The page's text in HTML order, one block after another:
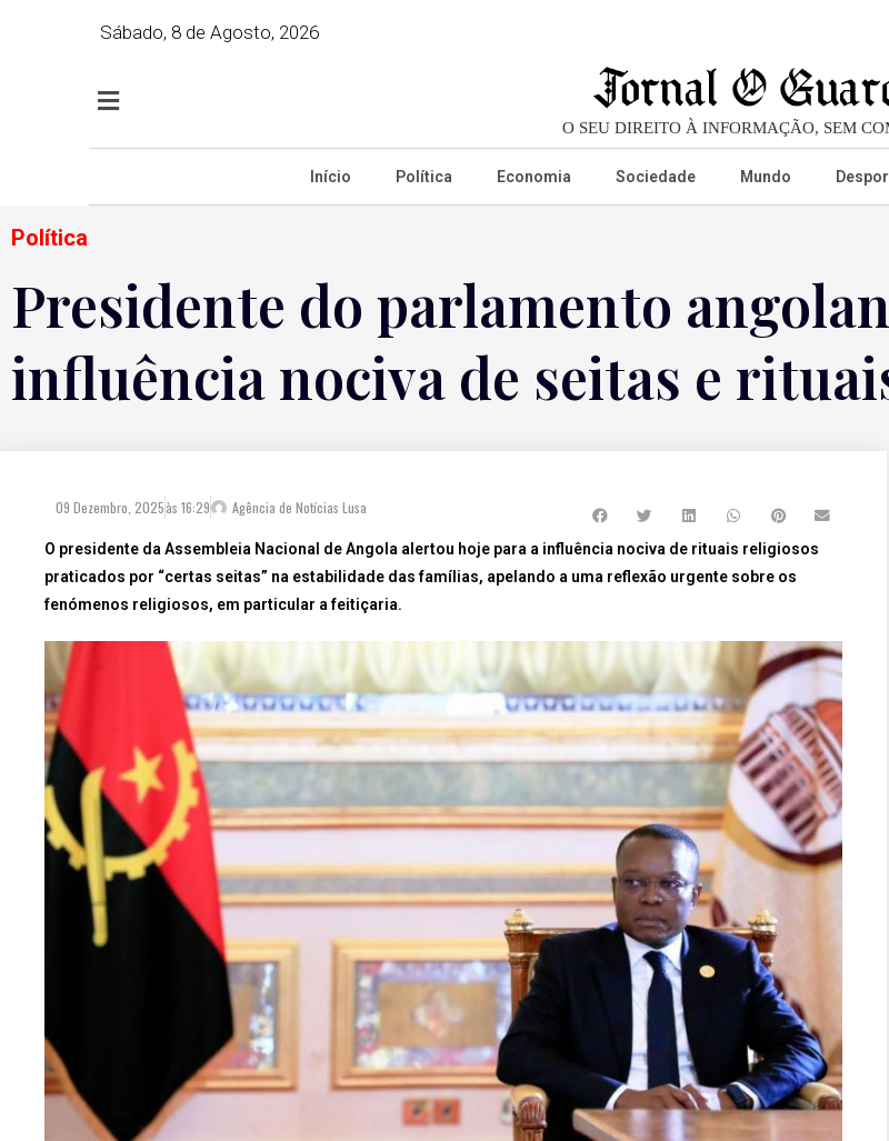
Sábado, 8 de Agosto, 2026
O SEU DIREITO À INFORMAÇÃO, SEM
Início Política Economia Sociedade Mundo
Política
Presidente do parlamento
influência nociva de seitas e
09 Dezembro, 2025às 16:29 Agência de Notícias Lusa
O presidente da Assembleia Nacional de Angola alertou hoje para a influência nociva de rituais religiosos
praticados por “certas seitas” na estabilidade das famílias, apelando a uma reflexão urgente sobre os
fenómenos religiosos, em particular a feitiçaria.